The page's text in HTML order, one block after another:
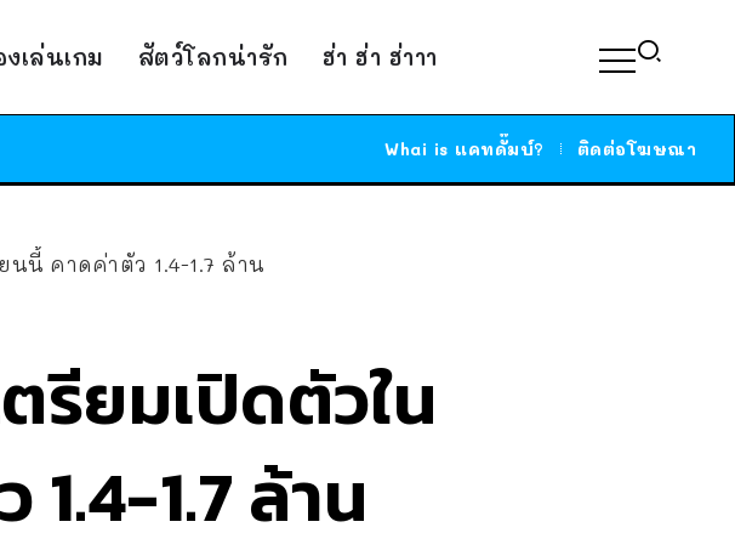
เล่นเกม สัตว์โลกน่ารัก ฮ่า ฮ่า ฮ่าาา
Whai is แคทดั๊มบ์? ติดต่อโฆษณา
นนี้ คาดค่าตัว 1.4-1.7 ล้าน
รียมเปิดตัวใน
1.7 ล้าน